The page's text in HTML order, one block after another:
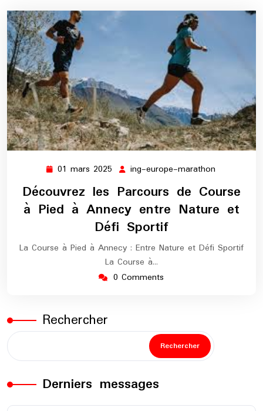
01 mars 2025 01
mars
2025
ing-europe-marathon
marathon
Découvrez les Parcours de Course
à Pied à Annecy entre Nature et
Défi Sportif
La Course à Pied à Annecy : Entre Nature et Défi Sportif
La Course à…
0 Comments
Rechercher
Rechercher
Derniers messages